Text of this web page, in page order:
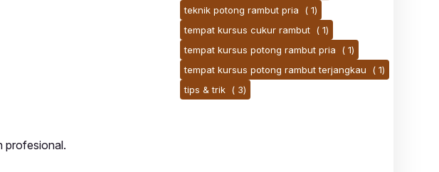
profesional.
teknik potong rambut pria
( 1)
tempat kursus cukur rambut ( 1)
tempat kursus potong rambut pria
( 1)
tempat kursus potong rambut terjangkau
( 1)
tips & trik ( 3)